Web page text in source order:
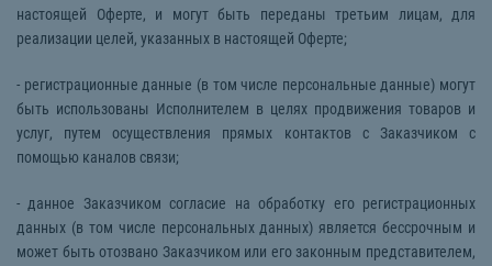
настоящей Оферте, и могут быть переданы третьим лицам, для
реализации целей, указанных в настоящей Оферте;
- регистрационные данные (в том числе персональные данные) могут
быть использованы Исполнителем в целях продвижения товаров и
услуг, путем осуществления прямых контактов с Заказчиком с
помощью каналов связи;
- данное Заказчиком согласие на обработку его регистрационных
данных (в том числе персональных данных) является бессрочным и
может быть отозвано Заказчиком или его законным представителем,